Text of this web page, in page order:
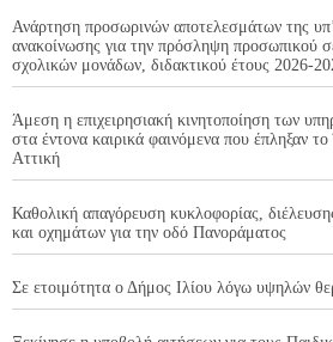
Ανάρτηση προσωρινών αποτελεσμάτων της
ανακοίνωσης για την πρόσληψη προσωπικού
σχολικών μονάδων, διδακτικού έτους 2026-
Άμεση η επιχειρησιακή κινητοποίηση των
στα έντονα καιρικά φαινόμενα που έπληξαν
Αττική
Καθολική απαγόρευση κυκλοφορίας,
και οχημάτων για την οδό Πανοράματος
Σε ετοιμότητα ο Δήμος Ιλίου λόγω υψηλών